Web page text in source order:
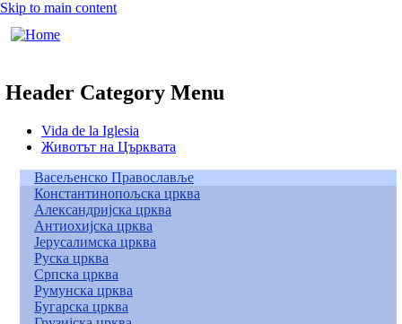
Skip to main content
Header Category Menu
Vida de la Iglesia
Животът на Църквата
Васељенско Православље
Константинопољска црква
Александријска црква
Антиохијска црква
Јерусалимска црква
Руска црква
Српска црква
Румунска црква
Бугарска црква